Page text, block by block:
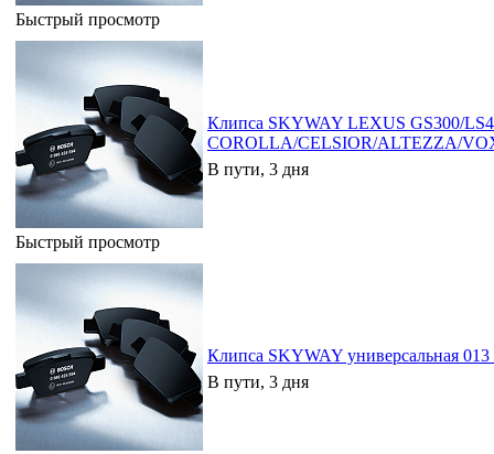
Быстрый просмотр
Быстрый просмотр
Клипса SKYWAY LEXUS GS300/
COROLLA/CELSIOR/ALTEZZA/
В пути, 3 дня
Клипса SKYWAY универсальная 013
В пути, 3 дня